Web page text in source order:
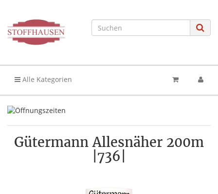
Alle Kategorien
Gütermann Allesnäher 200m
|736|